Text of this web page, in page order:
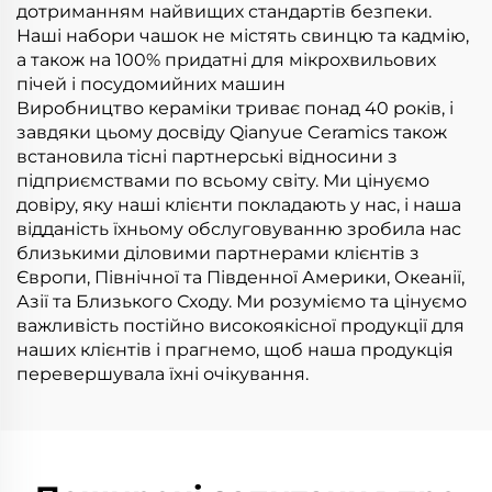
дотриманням найвищих стандартів безпеки.
Наші набори чашок не містять свинцю та кадмію,
а також на 100% придатні для мікрохвильових
пічей і посудомийних машин
Виробництво кераміки триває понад 40 років, і
завдяки цьому досвіду Qianyue Ceramics також
встановила тісні партнерські відносини з
підприємствами по всьому світу. Ми цінуємо
довіру, яку наші клієнти покладають у нас, і наша
відданість їхньому обслуговуванню зробила нас
близькими діловими партнерами клієнтів з
Європи, Північної та Південної Америки, Океанії,
Азії та Близького Сходу. Ми розуміємо та цінуємо
важливість постійно високоякісної продукції для
наших клієнтів і прагнемо, щоб наша продукція
перевершувала їхні очікування.